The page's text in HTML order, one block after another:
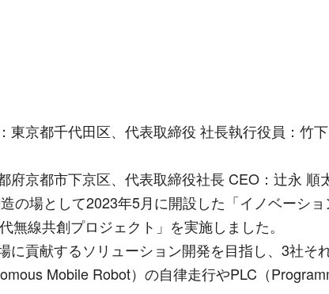
京都千代田区、代表取締役 社長執行役員：竹
府京都市下京区、代表取締役社長 CEO ：辻永 順
の場として2023年5月に開設した「イノベーシ
無線共創プロジェクト」を実施しました。
貢献するソリューション開発を目指し、 3社そ
Mobile Robot）の自律走行やPLC（